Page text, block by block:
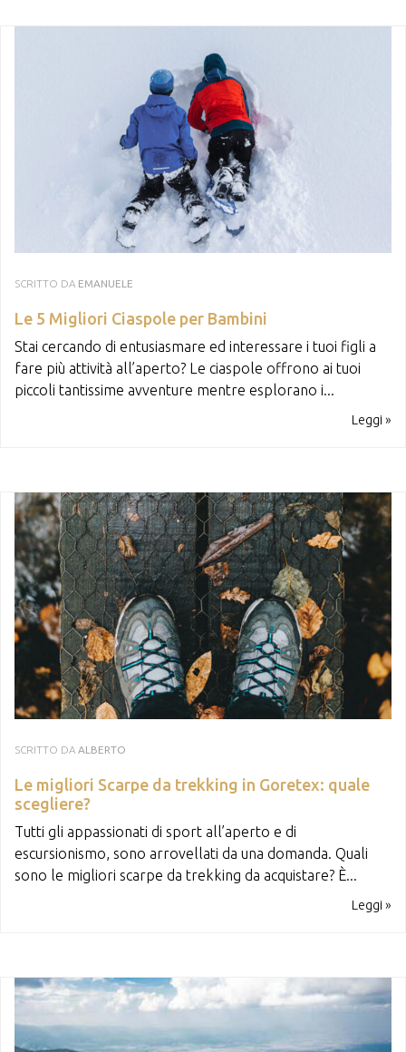
SCRITTO DA EMANUELE
Le 5 Migliori Ciaspole per Bambini
Stai cercando di entusiasmare ed interessare i tuoi figli a
fare più attività all’aperto? Le ciaspole offrono ai tuoi
piccoli tantissime avventure mentre esplorano i...
Leggi »
SCRITTO DA ALBERTO
Le migliori Scarpe da trekking in Goretex: quale
scegliere?
Tutti gli appassionati di sport all’aperto e di
escursionismo, sono arrovellati da una domanda. Quali
sono le migliori scarpe da trekking da acquistare? È...
Leggi »